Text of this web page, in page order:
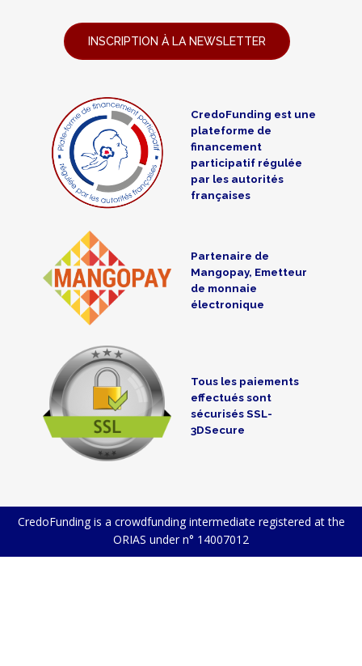
INSCRIPTION À LA NEWSLETTER
CredoFunding est une
plateforme de
financement
participatif régulée
par les autorités
françaises
Partenaire de
Mangopay, Emetteur
de monnaie
électronique
Tous les paiements
effectués sont
sécurisés SSL-
3DSecure
CredoFunding is a crowdfunding intermediate registered at the
ORIAS under n° 14007012